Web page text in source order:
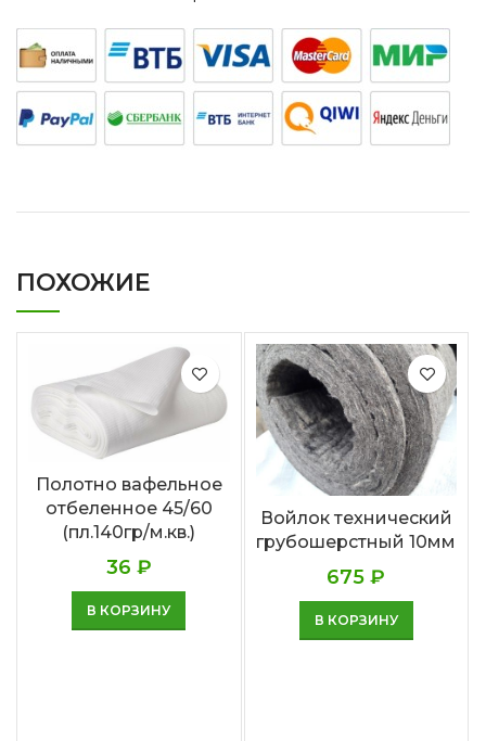
ПОХОЖИЕ
Полотно вафельное
отбеленное 45/60
(пл.140гр/м.кв.)
36 ₽
В КОРЗИНУ
Войлок технический
грубошерстный 10мм
675₽
В КОРЗИНУ